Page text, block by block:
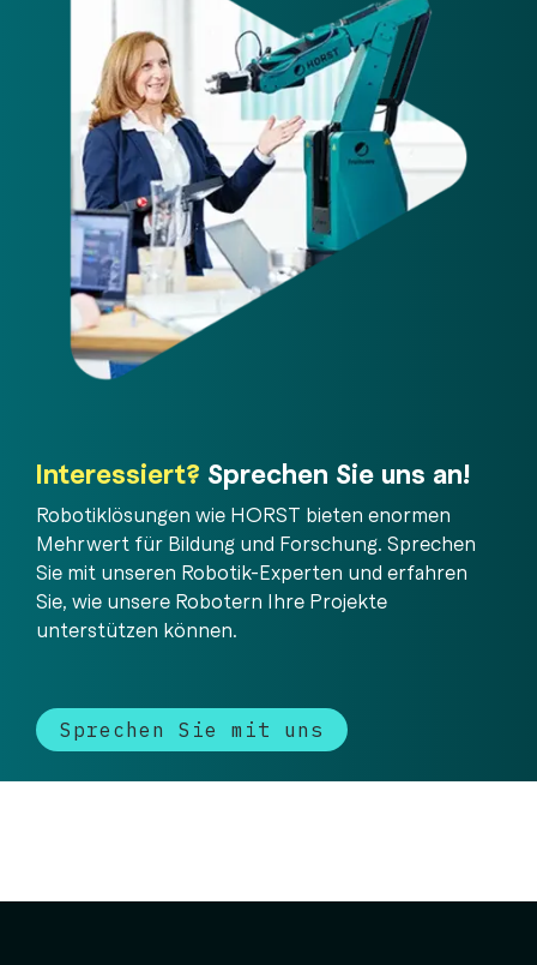
Interessiert? Sprechen Sie uns an!
Robotiklösungen wie HORST bieten enormen
Mehrwert für Bildung und Forschung. Sprechen
Sie mit unseren Robotik-Experten und erfahren
Sie, wie unsere Robotern Ihre Projekte
unterstützen können.
Sprechen Sie mit uns